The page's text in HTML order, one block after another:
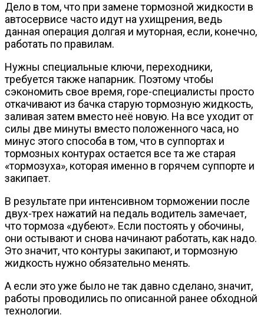
Дело в том, что при замене тормозной жидкости в
автосервисе часто идут на ухищрения, ведь
данная операция долгая и муторная, если, конечно,
работать по правилам.
Нужны специальные ключи, переходники,
требуется также напарник. Поэтому чтобы
сэкономить свое время, горе-специалисты просто
откачивают из бачка старую тормозную жидкость,
заливая затем вместо неё новую. На все уходит от
силы две минуты вместо положенного часа, но
минус этого способа в том, что в суппортах и
тормозных контурах остается все та же старая
«тормозуха», которая именно в горячем суппорте и
закипает.
В результате при интенсивном торможении после
двух-трех нажатий на педаль водитель замечает,
что тормоза «дубеют». Если постоять у обочины,
они остывают и снова начинают работать, как надо.
Это значит, что контуры закипают, и тормозную
жидкость нужно обязательно менять.
А если это уже было не так давно сделано, значит,
работы проводились по описанной ранее обходной
технологии.